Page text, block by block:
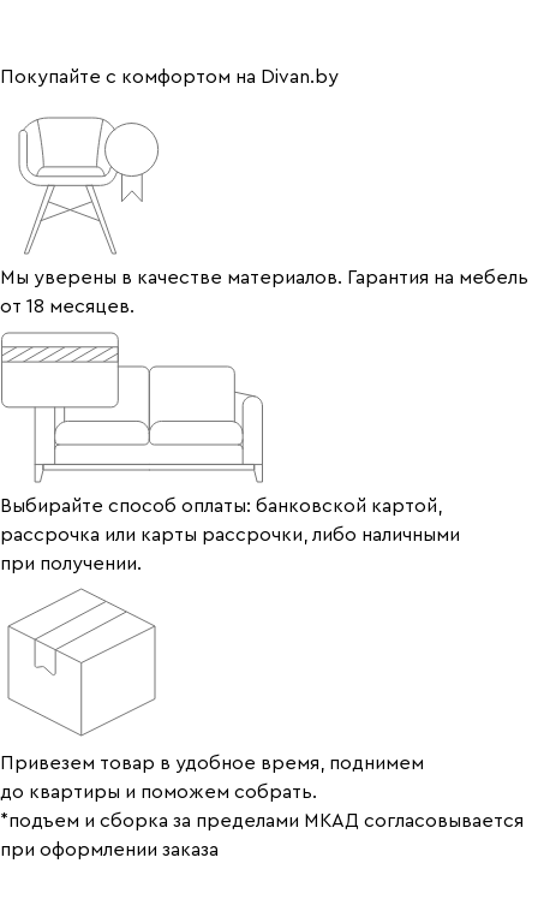
Покупайте с комфортом на Divan.by
Мы уверены в качестве материалов. Гарантия на мебель
от 18 месяцев.
Выбирайте способ оплаты: банковской картой,
рассрочка или карты рассрочки, либо наличными
при получении.
Привезем товар в удобное время, поднимем
до квартиры и поможем собрать.
*подъем и сборка за пределами МКАД согласовывается
при оформлении заказа